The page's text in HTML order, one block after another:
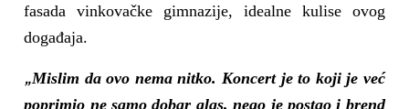
fasada vinkovačke gimnazije, idealne kulise ovog
događaja.
„Mislim da ovo nema nitko. Koncert je to koji je već
poprimio ne samo dobar glas, nego je postao i brend